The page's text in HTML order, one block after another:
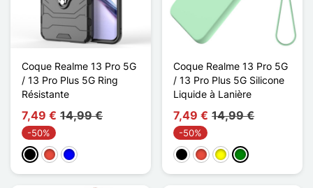
Coque Realme 13 Pro 5G
/ 13 Pro Plus 5G Ring
Résistante
7,49 € 14,99 €
-50%
Schwarz
Rot Blau
Coque Realme 13 Pro 5G
/ 13 Pro Plus 5G Silicone
Liquide à Lanière
7,49 € 14,99 €
-50%
Schwarz
Rot GelbGrün